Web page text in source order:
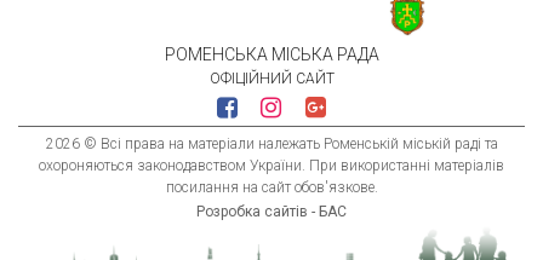
РОМЕНСЬКА МІСЬКА РАДА
ОФІЦІЙНИЙ САЙТ
2026 © Всі права на матеріали належать Роменській міській раді та
охороняються законодавством України. При використанні матеріалів
посилання на сайт обов'язкове.
Розробка сайтів - БАС